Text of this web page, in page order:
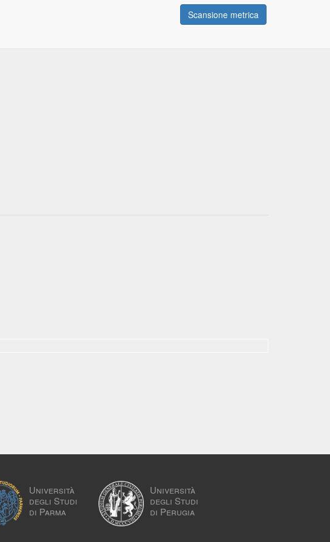
Scansione metrica
Università
degli Studi
di Parma
Università
degli Studi
di Perugia